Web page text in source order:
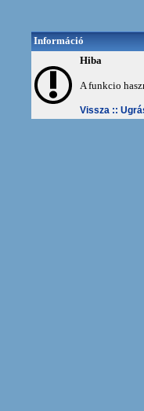
Információ
Hiba
A funkcio
Vissza ::